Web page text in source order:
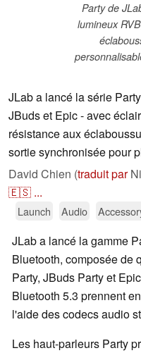
Party de
lumineux
JLab a lancé la série
JBuds et Epic - avec
résistance aux
sortie synchronisée pour
David Chien (traduit par
🇪🇸 ...
Launch Audio
JLab a lancé la gamme
Bluetooth, composée de
Party, JBuds Party et
Bluetooth 5.3 prennent
l'aide des codecs audio
Les haut-parleurs Party